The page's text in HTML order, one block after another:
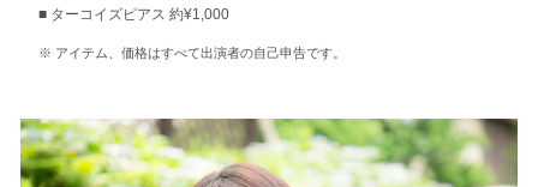
ターコイズピアス 約¥1,000
アイテム、価格はすべて出演者の自己申告です。